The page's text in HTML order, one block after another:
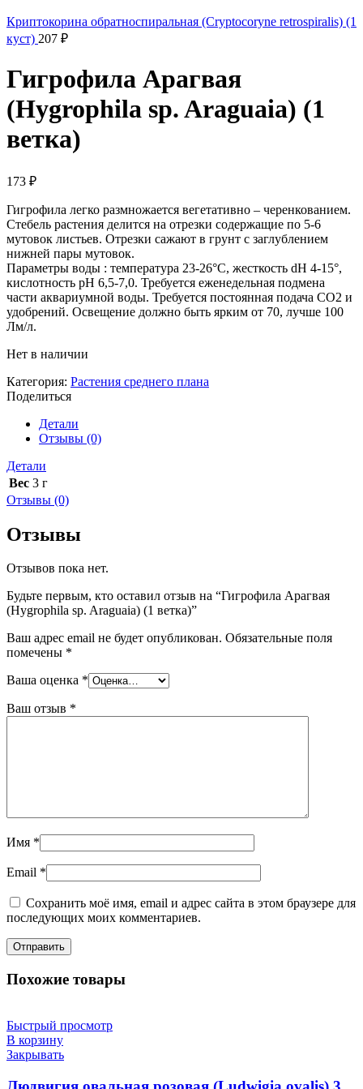
Криптокорина обратноспиральная (Cryptocoryne retrospiralis) (1
куст) 207 ₽
Гигрофила Арагвая
(Hygrophila sp. Araguaia) (1
ветка)
173 ₽
Гигрофила легко размножается вегетативно – черенкованием.
Стебель растения делится на отрезки содержащие по 5-6
мутовок листьев. Отрезки сажают в грунт с заглублением
нижней пары мутовок.
Параметры воды : температура 23-26°С, жесткость dH 4-15°,
кислотность pH 6,5-7,0. Требуется еженедельная подмена
части аквариумной воды. Требуется постоянная подача CO2 и
удобрений. Освещение должно быть ярким от 70, лучше 100
Лм/л.
Нет в наличии
Категория: Растения среднего плана
Поделиться
Детали
Отзывы (0)
Детали
Вес 3 г
Отзывы (0)
Отзывы
Отзывов пока нет.
Будьте первым, кто оставил отзыв на “Гигрофила Арагвая
(Hygrophila sp. Araguaia) (1 ветка)”
Ваш адрес email не будет опубликован. Обязательные поля
помечены *
Ваша оценка *
Ваш отзыв *
Имя *
Email *
Сохранить моё имя, email и адрес сайта в этом браузере для
последующих моих комментариев.
Похожие товары
Быстрый просмотр
В корзину
Закрывать